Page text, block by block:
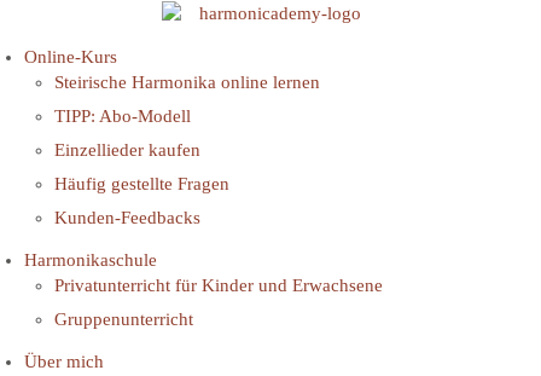
Online-Kurs
Steirische Harmonika online lernen
TIPP: Abo-Modell
Einzellieder kaufen
Häufig gestellte Fragen
Kunden-Feedbacks
Harmonikaschule
Privatunterricht für Kinder und Erwachsene
Gruppenunterricht
Über mich